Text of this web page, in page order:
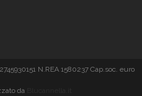
N.REA 1580237 Cap.soc. euro
da